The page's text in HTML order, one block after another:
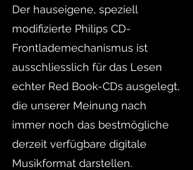
Der hauseigene, speziell
modifizierte Philips CD-
Frontlademechanismus ist
ausschliesslich für das Lesen
echter Red Book-CDs ausgelegt,
die unserer Meinung nach
immer noch das bestmögliche
derzeit verfügbare digitale
Musikformat darstellen.